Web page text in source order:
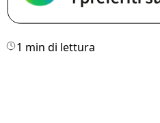
1 min di lettura